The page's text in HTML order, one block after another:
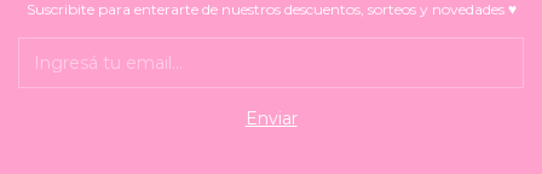
Suscribite para enterarte de nuestros descuentos, sorteos y novedades ♥